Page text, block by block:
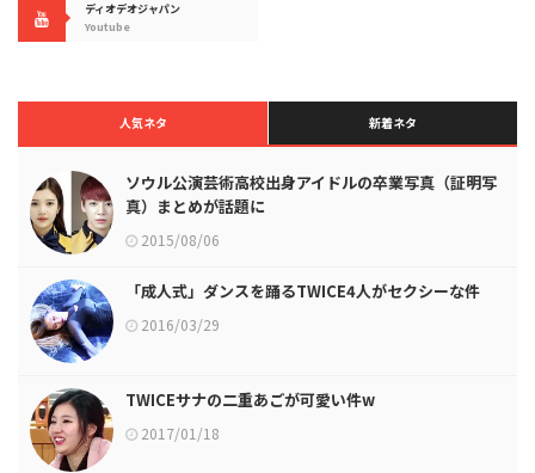
ディオデオジャパン
Youtube
人気ネタ 新着ネタ
ソウル公演芸術高校出身アイドルの卒業写真（証明写
真）まとめが話題に
2015/08/06
「成人式」ダンスを踊るTWICE4人がセクシーな件
2016/03/29
TWICEサナの二重あごが可愛い件w
2017/01/18